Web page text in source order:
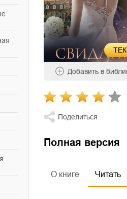
Добавить в
Поделиться
Полная версия
О книге Читать